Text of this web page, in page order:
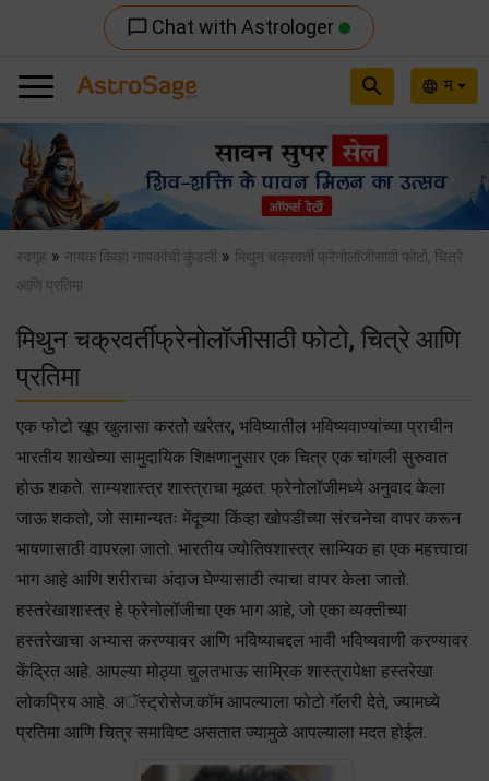
chat_bubble_outline Chat with Astrologer
language म
search
Previous
स्वगृह » नायक किव्हा नायकांची कुंडली » मिथुन चक्रवर्ती फ्रेनोलॉजीसाठी फोटो, चित्रे
आणि प्रतिमा
मिथुन चक्रवर्तीफ्रेनोलॉजीसाठी फोटो, चित्रे आणि
प्रतिमा
एक फोटो खूप खुलासा करतो खरेतर, भविष्यातील भविष्यवाण्यांच्या प्राचीन
भारतीय शाखेच्या सामुदायिक शिक्षणानुसार एक चित्र एक चांगली सुरुवात
होऊ शकते. साम्यशास्त्र शास्त्राचा मूळत: फ्रेनोलॉजीमध्ये अनुवाद केला
जाऊ शकतो, जो सामान्यतः मेंदूच्या किंव्हा खोपडीच्या संरचनेचा वापर करून
भाषणासाठी वापरला जातो. भारतीय ज्योतिषशास्त्र साम्यिक हा एक महत्त्वाचा
भाग आहे आणि शरीराचा अंदाज घेण्यासाठी त्याचा वापर केला जातो.
हस्तरेखाशास्त्र हे फ्रेनोलॉजीचा एक भाग आहे, जो एका व्यक्तीच्या
हस्तरेखाचा अभ्यास करण्यावर आणि भविष्याबद्दल भावी भविष्यवाणी करण्यावर
केंद्रित आहे. आपल्या मोठ्या चुलतभाऊ साम्रिक शास्त्रापेक्षा हस्तरेखा
लोकप्रिय आहे. अॅस्ट्रोसेज.कॉम आपल्याला फोटो गॅलरी देते, ज्यामध्ये
प्रतिमा आणि चित्र समाविष्ट असतात ज्यामुळे आपल्याला मदत होईल.